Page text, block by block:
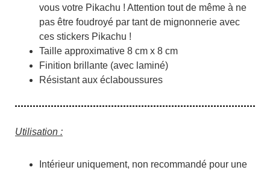
vous votre Pikachu ! Attention tout de même à ne
pas être foudroyé par tant de mignonnerie avec
ces stickers Pikachu !
Taille approximative 8 cm x 8 cm
Finition brillante (avec laminé)
Résistant aux éclaboussures
Utilisation :
Intérieur uniquement, non recommandé pour une